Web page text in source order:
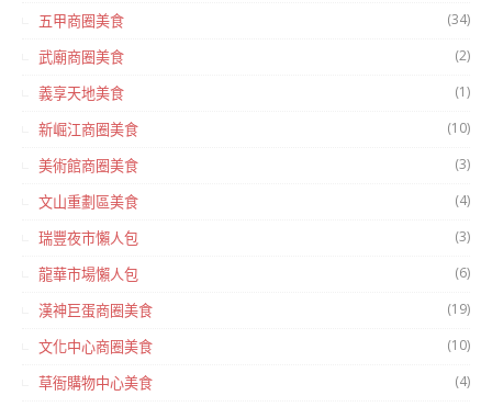
五甲商圈美食 (34)
武廟商圈美食 (2)
義享天地美食 (1)
新崛江商圈美食 (10)
美術館商圈美食 (3)
文山重劃區美食 (4)
瑞豐夜市懶人包 (3)
龍華市場懶人包 (6)
漢神巨蛋商圈美食 (19)
文化中心商圈美食 (10)
草衙購物中心美食 (4)